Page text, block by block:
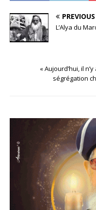
PREVIOUS
L’Alya du
« Aujourd’hui, il
ségrégation